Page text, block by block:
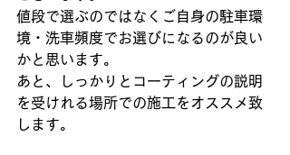
値段で選ぶのではなくご自身の駐車環
境・洗車頻度でお選びになるのが良い
かと思います。
あと、しっかりとコーティングの説明
を受けれる場所での施工をオススメ致
します。